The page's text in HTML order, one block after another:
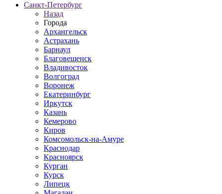
Санкт-Петербург
Назад
Города
Архангельск
Астрахань
Барнаул
Благовещенск
Владивосток
Волгоград
Воронеж
Екатеринбург
Иркутск
Казань
Кемерово
Киров
Комсомольск-на-Амуре
Краснодар
Красноярск
Курган
Курск
Липецк